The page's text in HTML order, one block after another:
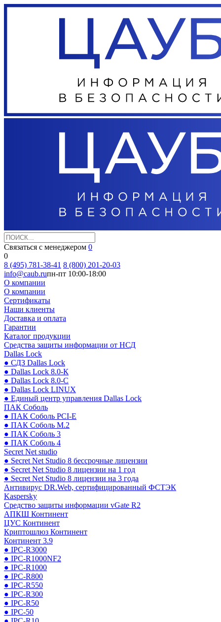
Связаться с менеджером 0
0
8 (495) 781-38-41 8 (800) 201-20-03
info@caub.ruпн-пт 10:00-18:00
О компании
О компании
Сертификаты
Наши клиенты
Доставка и оплата
Гарантии
Каталог продукции
Средства защиты информации от НСД
Dallas Lock
● СДЗ Dallas Lock
● Dallas Lock 8.0-К
● Dallas Lock 8.0-С
● Dallas Lock LINUX
● Единый центр управления Dallas Lock
ПАК Соболь
● ПАК Соболь PCI-E
● ПАК Соболь М.2
● ПАК Соболь 3
● ПАК Соболь 4
Secret Net studio
● Secret Net Studio 8 бессрочные лицензии
● Secret Net Studio 8 лицензии на 1 год
● Secret Net Studio 8 лицензии на 3 года
Антивирус DR.Web, сертифицированный ФСТЭК
Kaspersky
Средство защиты информации vGate R2
АПКШ Континент
ЦУС Континент
Криптошлюз Континент
Континент 3.9
● IPC-R3000
● IPC-R1000NF2
● IPC-R1000
● IPC-R800
● IPC-R550
● IPC-R300
● IPC-R50
● IPC-50